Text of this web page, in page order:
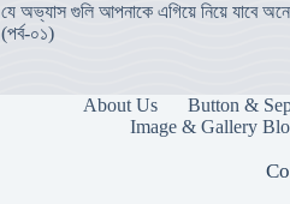
যে অভ্যাস গুলি আপনাকে এগিয়ে নিয়ে যাবে
(পর্ব-০১)
About Us Button &
Image & Gallery